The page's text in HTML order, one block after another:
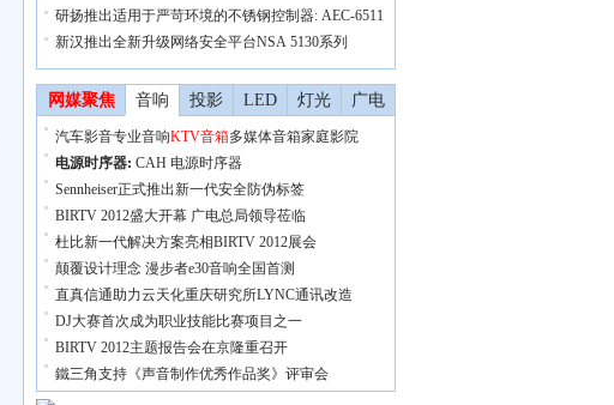
研扬推出适用于严苛环境的不锈钢控制器: AEC-6511
新汉推出全新升级网络安全平台NSA 5130系列
网媒聚焦 音响 投影 LED 灯光 广电
汽车影音专业音响KTV音箱多媒体音箱家庭影院
电源时序器: CAH 电源时序器
Sennheiser正式推出新一代安全防伪标签
BIRTV 2012盛大开幕 广电总局领导莅临
杜比新一代解决方案亮相BIRTV 2012展会
颠覆设计理念 漫步者e30音响全国首测
直真信通助力云天化重庆研究所LYNC通讯改造
DJ大赛首次成为职业技能比赛项目之一
BIRTV 2012主题报告会在京隆重召开
鐵三角支持《声音制作优秀作品奖》评审会